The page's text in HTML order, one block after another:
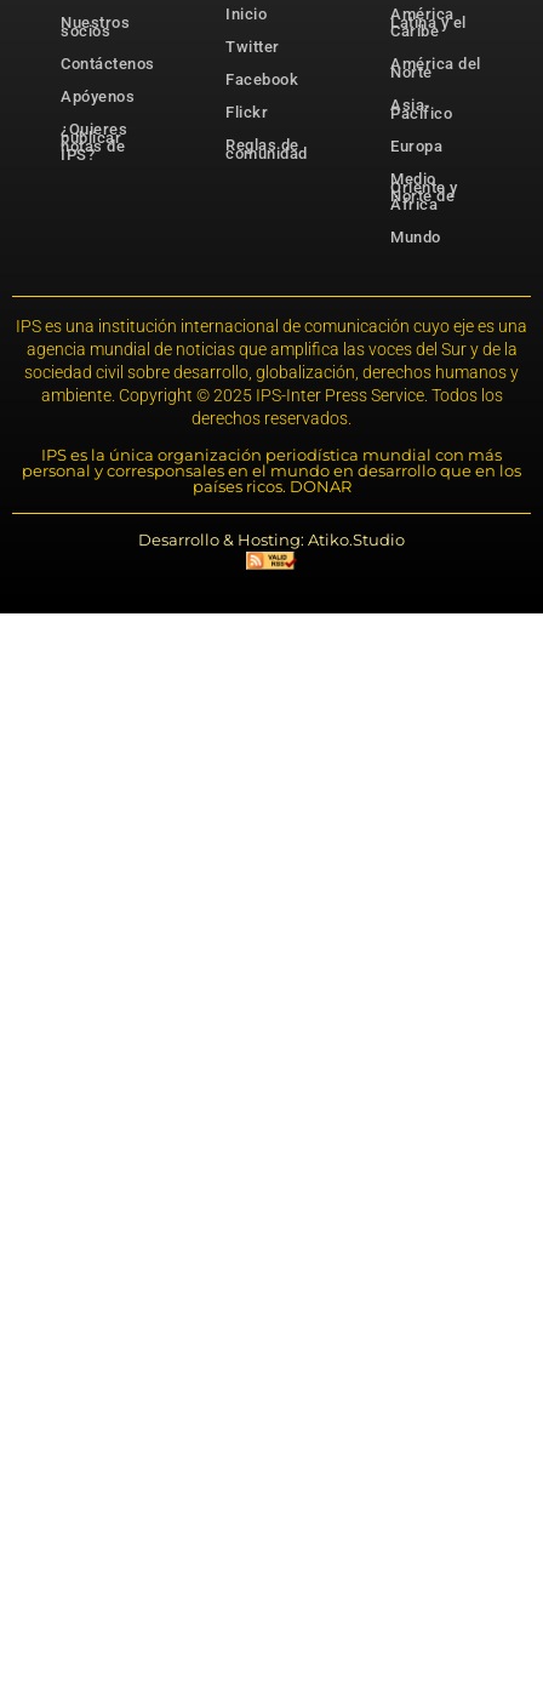
Nuestros
socios
Contáctenos
Apóyenos
¿Quieres
publicar
notas de
IPS?
Inicio
Twitter
Facebook
Flickr
Reglas de
comunidad
América
Latina y el
Caribe
América del
Norte
Asia-
Pacífico
Europa
Medio
Oriente y
Norte de
África
Mundo
IPS es una institución internacional de comunicación cuyo eje es una
agencia mundial de noticias que amplifica las voces del Sur y de la
sociedad civil sobre desarrollo, globalización, derechos humanos y
ambiente. Copyright © 2025 IPS-Inter Press Service. Todos los
derechos reservados.
IPS es la única organización periodística mundial con más
personal y corresponsales en el mundo en desarrollo que en los
países ricos. DONAR
Desarrollo & Hosting: Atiko.Studio